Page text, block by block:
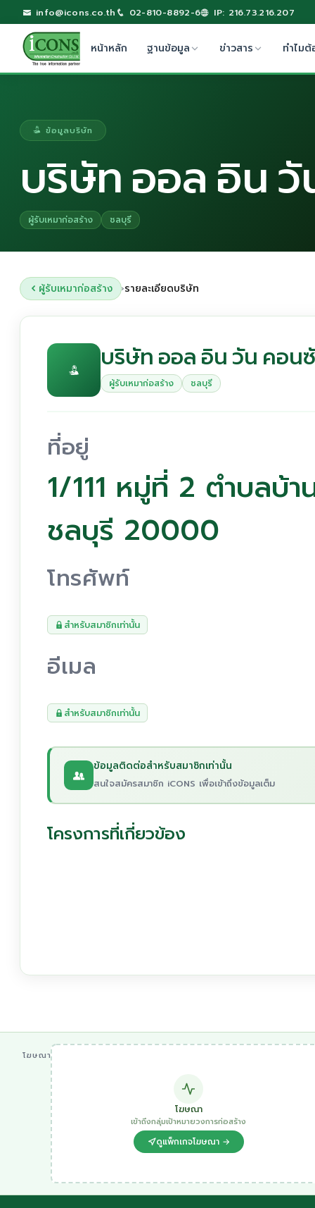
info@icons.co.th 02-810-8892-6 IP: 216.73.216.207
หน้าหลัก ฐานข้อมูล ข่าวสาร ทำไมต้
ข้อมูลบริษัท
บริษัท ออล อิน
ผู้รับเหมาก่อสร้าง ชลบุรี
ผู้รับเหมาก่อสร้าง ›รายละเอียดบริษัท
บริษัท ออล อิน วัน คอน
ผู้รับเหมาก่อสร้าง ชลบุรี
ที่อยู่
1/111 หมู่ที่ 2 ตำบลบ้
ชลบุรี 20000
โทรศัพท์
สำหรับสมาชิกเท่านั้น
อีเมล
สำหรับสมาชิกเท่านั้น
ข้อมูลติดต่อสำหรับสมาชิกเท่านั้น
สนใจสมัครสมาชิก iCONS เพื่อเข้าถึงข้อมูลเต็ม
โครงการที่เกี่ยวข้อง
โฆษณา
โฆษณา
เข้าถึงกลุ่มเป้าหมายวงการก่อสร้าง
ดูแพ็กเกจโฆษณา →